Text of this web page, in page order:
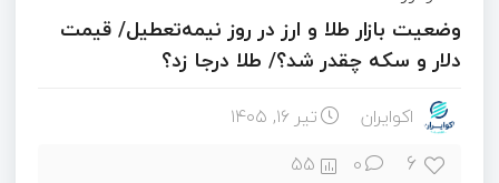
وضعیت بازار طلا و ارز در روز نیمه‌تعطیل/ قیمت
دلار و سکه چقدر شد؟/ طلا درجا زد؟
اکوایران تیر ۱۶, ۱۴۰۵
6
0
55